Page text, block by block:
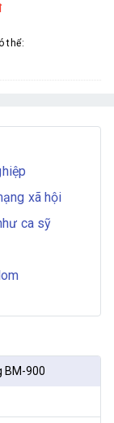
thể:
xã hội
ca sỹ
BM-900